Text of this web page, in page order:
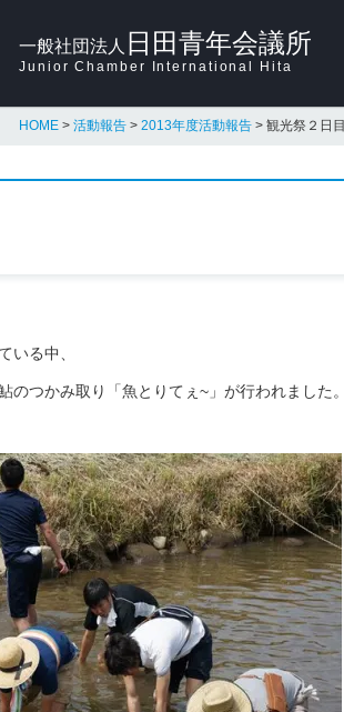
一般社団法人 日田青年会議所
Junior Chamber International Hita
HOME > 活動報告 > 2013年度活動報告 > 観光祭２日目
いる中、
のつかみ取り「魚とりてぇ~」が行われました。